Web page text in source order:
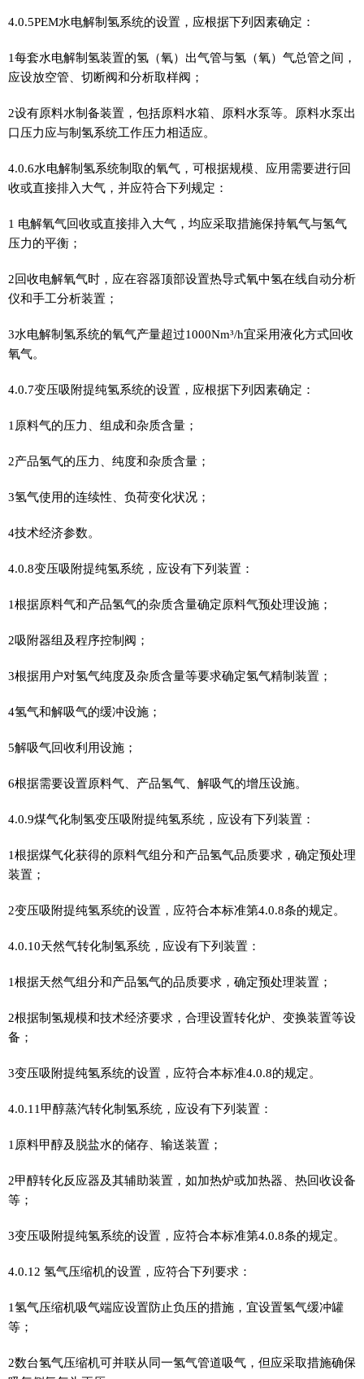
4.0.5PEM水电解制氢系统的设置，应根据下列因素确定：
1每套水电解制氢装置的氢（氧）出气管与氢（氧）气总管之间，
应设放空管、切断阀和分析取样阀；
2设有原料水制备装置，包括原料水箱、原料水泵等。原料水泵出
口压力应与制氢系统工作压力相适应。
4.0.6水电解制氢系统制取的氧气，可根据规模、应用需要进行回
收或直接排入大气，并应符合下列规定：
1 电解氧气回收或直接排入大气，均应采取措施保持氧气与氢气
压力的平衡；
2回收电解氧气时，应在容器顶部设置热导式氧中氢在线自动分析
仪和手工分析装置；
3水电解制氢系统的氧气产量超过1000Nm³/h宜采用液化方式回收
氧气。
4.0.7变压吸附提纯氢系统的设置，应根据下列因素确定：
1原料气的压力、组成和杂质含量；
2产品氢气的压力、纯度和杂质含量；
3氢气使用的连续性、负荷变化状况；
4技术经济参数。
4.0.8变压吸附提纯氢系统，应设有下列装置：
1根据原料气和产品氢气的杂质含量确定原料气预处理设施；
2吸附器组及程序控制阀；
3根据用户对氢气纯度及杂质含量等要求确定氢气精制装置；
4氢气和解吸气的缓冲设施；
5解吸气回收利用设施；
6根据需要设置原料气、产品氢气、解吸气的增压设施。
4.0.9煤气化制氢变压吸附提纯氢系统，应设有下列装置：
1根据煤气化获得的原料气组分和产品氢气品质要求，确定预处理
装置；
2变压吸附提纯氢系统的设置，应符合本标准第4.0.8条的规定。
4.0.10天然气转化制氢系统，应设有下列装置：
1根据天然气组分和产品氢气的品质要求，确定预处理装置；
2根据制氢规模和技术经济要求，合理设置转化炉、变换装置等设
备；
3变压吸附提纯氢系统的设置，应符合本标准4.0.8的规定。
4.0.11甲醇蒸汽转化制氢系统，应设有下列装置：
1原料甲醇及脱盐水的储存、输送装置；
2甲醇转化反应器及其辅助装置，如加热炉或加热器、热回收设备
等；
3变压吸附提纯氢系统的设置，应符合本标准第4.0.8条的规定。
4.0.12 氢气压缩机的设置，应符合下列要求：
1氢气压缩机吸气端应设置防止负压的措施，宜设置氢气缓冲罐
等；
2数台氢气压缩机可并联从同一氢气管道吸气，但应采取措施确保